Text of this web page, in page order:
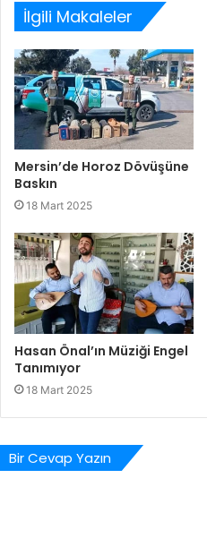
İlgili Makaleler
Mersin’de Horoz Dövüşüne
Baskın
18 Mart 2025
Hasan Önal’ın Müziği Engel
Tanımıyor
18 Mart 2025
Bir Cevap Yazın